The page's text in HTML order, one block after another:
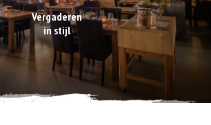
Vergaderen
in stijl